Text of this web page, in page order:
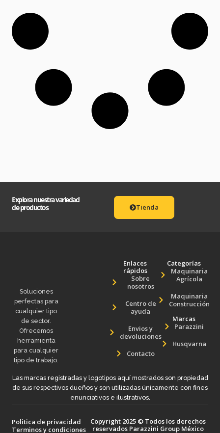
Explora nuestra variedad
de productos
Tienda
Soluciones
perfectas para
cualquier tipo
de sector.
Ofrecemos
herramienta
para cualquier
tipo de trabajo.
Enlaces
rápidos
Sobre
nosotros
Centro de
ayuda
Envios y
devoluciones
Contacto
Categorías
Maquinaria
Agrícola
Maquinaria
Construcción
Marcas
Parazzini
Husqvarna
Las marcas registradas y logotipos aquí mostrados son propiedad
de sus respectivos dueños y son utilizadas únicamente con fines
enunciativos e ilustrativos.
Politica de privacidad
Terminos y condiciones
Copyright 2025 © Todos los derechos
reservados Parazzini Group México